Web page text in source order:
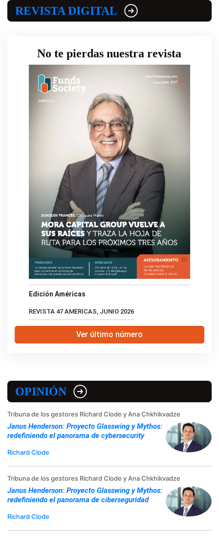
REVISTA DIGITAL
No te pierdas nuestra revista
Edición Américas
REVISTA 47 AMERICAS, JUNIO 2026
Ver último número
OPINIÓN
Tribuna de los gestores Richard Clode y Ana Chkhikvadze
Janus Henderson: Proyecto Glasswing y Mythos:
redefiniendo el panorama de cybersecurity
Richard Clode
Tribuna de los gestores Richard Clode y Ana Chkhikvadze
Janus Henderson: Proyecto Glasswing y Mythos:
redefiniendo el panorama de ciberseguridad
Richard Clode